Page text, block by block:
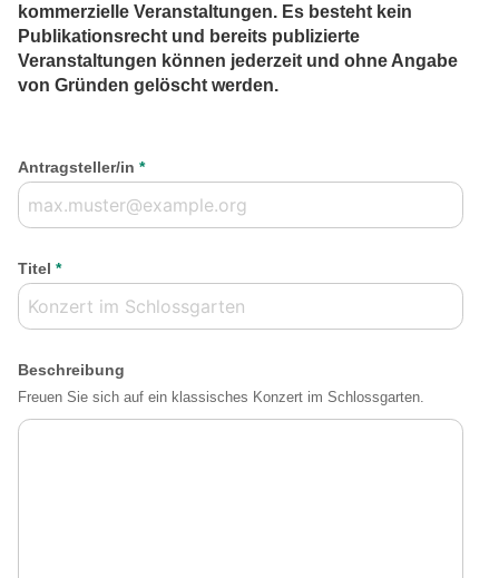
kommerzielle Veranstaltungen. Es besteht kein
Publikationsrecht und bereits publizierte
Veranstaltungen können jederzeit und ohne Angabe
von Gründen gelöscht werden.
Antragsteller/in *
Titel *
Beschreibung
Freuen Sie sich auf ein klassisches Konzert im Schlossgarten.